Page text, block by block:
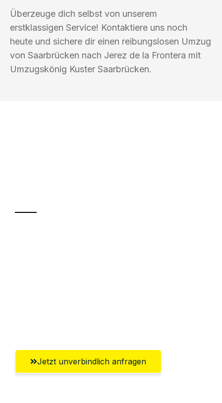
Überzeuge dich selbst von unserem
erstklassigen Service! Kontaktiere uns noch
heute und sichere dir einen reibungslosen Umzug
von Saarbrücken nach Jerez de la Frontera mit
Umzugskönig Kuster Saarbrücken.
Jetzt unverbindlich anfragen